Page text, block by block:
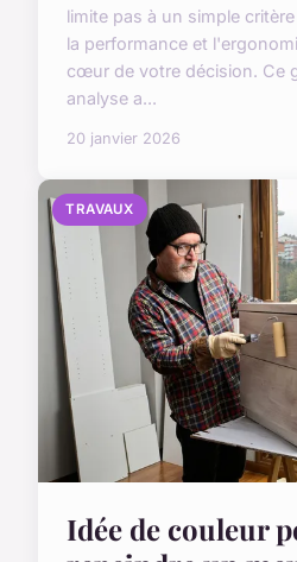
limite pas à un simple
la performance et
cœur de votre décision. Ce
analyse a...
20 janvier 2026
TRAVAUX
Idée de couleur